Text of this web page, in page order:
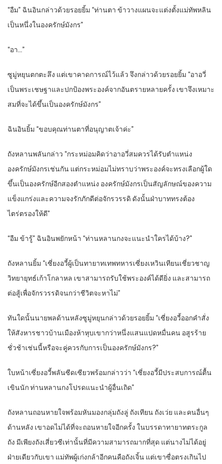
“อืม​” ฉิน​อิน​กล่าว​ด้วย​รอยยิ้ม​ “ท่าน​ตา​ ข้า​วางแผน​จะแต่งตั้ง​แม่ทัพ​หลิน​
เป็นหนึ่ง​ใน​องครักษ์​มังกร​”
“อา​…”
ซูมู่หยุ​น​ตกตะลึง​ แต่​เขา​คาดการณ์​ไว้​แล้ว​ จึงกล่าว​ด้วย​รอยยิ้ม​ “อา​อวี่​
เป็น​พระ​เชษฐาและ​ปกป้อง​พระองค์​จาก​อันตราย​หลายครั้ง​ เขา​จึงเหมาะ
สม​ที่จะ​ได้​ขึ้น​เป็น​องครักษ์​มังกร​”
ฉิน​อิน​ยิ้ม​ “ขอบคุณ​ท่าน​ตา​ที่​อนุญาต​เจ้าค่ะ​”
ถังหลาน​พลัน​กล่าว​ “กระหม่อม​คิด​ว่า​อา​อวี่​สมควร​ได้รับ​ตำแหน่ง​
องครักษ์​มังกร​เช่นกัน​ แต่​กระหม่อม​ไม่ทราบ​ว่า​พระองค์​จะทรง​เลือก​ผู้ใด​
ขึ้น​เป็น​องครักษ์​อีก​สอง​ตำแหน่ง​ องครักษ์​มังกร​เป็น​สัญลักษณ์​ของ​ความ​
แข็งแกร่ง​และ​ความจงรักภักดี​ต่อ​จักรวรรดิ​ ดังนั้น​ฝ่าบาท​ทรง​ต้อง​
ไตร่ตรอง​ให้​ดี​”
“อืม​ ข้า​รู้​” ฉิน​อิน​พยักหน้า​ “ท่าน​หลาน​กง​จะแนะนำ​ใคร​ได้​บ้าง​?”
ถังหลาน​ยิ้ม​ “เซี่ยงอวี้​ผู้​เป็น​ทายาท​เทพ​ทหาร​เซี่ยง​เห​วิน​เทียน​เชี่ยวชาญ​
วิทยา​ยุทธ์​เก้า​โกลาหล​ เขา​สามารถ​รับใช้​พระองค์​ได้ดี​ยิ่ง​ และ​สามารถ​
ต่อสู้​เพื่อ​จักรวรรดิ​จนกว่า​ชีวิต​จะหาไม่​”
ทันใดนั้น​นายพล​ด้านหลัง​ซูมู่หยุ​นก​ล่า​ว​ด้วย​รอยยิ้ม​ “เซี่ยงอวี้​ออกคำสั่ง​
ให้​สังหาร​ชาว​บ้านเมือง​ห้า​หุบเขา​กว่า​หนึ่ง​แสน​แปด​หมื่น​คน​ อสูร​ร้าย​
ชั่วช้า​เช่นนี้​หรือ​จะคู่ควร​กับ​การ​เป็น​องครักษ์​มังกร​?”
ใบหน้า​เซี่ยงอวี้​พลัน​ซีดเซียว​พร้อม​กล่าวว่า​ “เซี่ยงอวี้​มีประสบการณ์​ตื้น
เขิน​นัก​ ท่าน​หลาน​กง​โปรด​แนะนำ​ผู้อื่น​เถิด​”
ถังหลาน​ถอนหายใจ​พร้อม​หัน​มอง​กลุ่ม​ถังลู่​ ถังเทียน​ ถังเว่ย​ และ​คนอื่นๆ​
ด้านหลัง​ เขา​อด​ไม่ได้​ที่จะ​ถอนหายใจ​อีกครั้ง​ ใน​บรรดา​ทายาท​ตระกูล​
ถัง มีเพียง​ถังเสี่ยว​ซีเท่านั้น​ที่​มีความสามารถ​มาก​ที่สุด​ แต่​นาง​ไม่ได้​อยู่​
ฝ่าย​เดียว​กับ​เขา​ แม่ทัพ​ผู้​เก่งกล้า​อีก​คน​คือ​ถังเจิ้น​ แต่​เขา​ซื่อตรง​เกินไป​